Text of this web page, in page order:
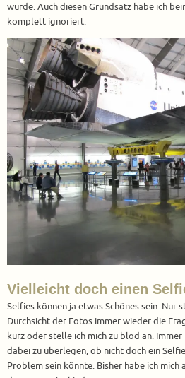
würde. Auch diesen Grundsatz habe ich
komplett ignoriert.
Vielleicht doch einen
Selfies können ja etwas Schönes sein. Nur
Durchsicht der Fotos immer wieder die
kurz oder stelle ich mich zu blöd an.
dabei zu überlegen, ob nicht doch ein
Problem sein könnte. Bisher habe ich